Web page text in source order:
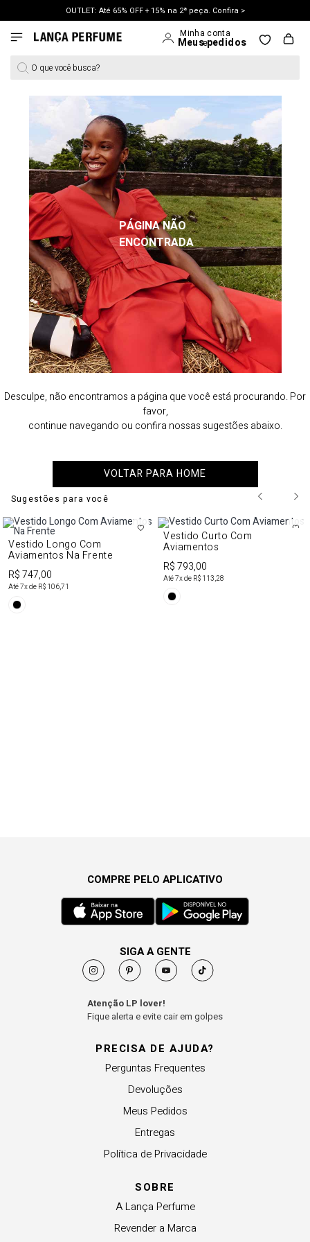
OUTLET: Até 65% OFF + 15% na 2ª peça. Confira >
LANÇAMENTO PRIMAVERA 27. Clique e aproveite.
O que você busca?
PÁGINA NÃO
ENCONTRADA
Desculpe, não encontramos a página que você está procurando. Por
favor,
continue navegando ou confira nossas sugestões abaixo.
VOLTAR PARA HOME
Sugestões para você
Vestido Longo Com
Aviamentos Na Frente
R$ 747,00
Até7x de R$ 106,71
Vestido Curto Com
Aviamentos
R$ 793,00
Até7x de R$ 113,28
PRECISA DE AJUDA?
Perguntas Frequentes
Devoluções
Meus Pedidos
Entregas
Política de Privacidade
SOBRE
A Lança Perfume
Revender a Marca
COMPRE PELO APLICATIVO
SIGA A GENTE
Atenção LP lover!
Fique alerta e evite cair em golpes